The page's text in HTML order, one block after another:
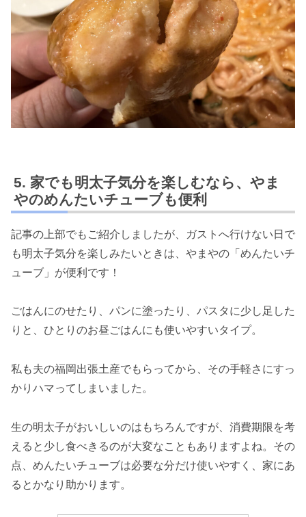
家でも明太子気分を楽しむなら、やま
やのめんたいチューブも便利
記事の上部でもご紹介しましたが、ガストへ行けない日で
も明太子気分を楽しみたいときは、やまやの「めんたいチ
ューブ」が便利です！
ごはんにのせたり、パンに塗ったり、パスタに少し足した
りと、ひとりのお昼ごはんにも使いやすいタイプ。
私も夫の福岡出張土産でもらってから、その手軽さにすっ
かりハマってしまいました。
生の明太子がおいしいのはもちろんですが、消費期限を考
えると少し食べきるのが大変なこともありますよね。その
点、めんたいチューブは必要な分だけ使いやすく、家にあ
るとかなり助かります。